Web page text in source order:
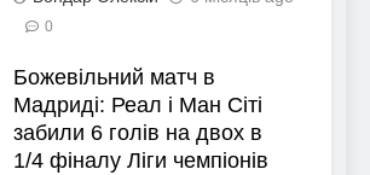
0
Божевільний матч в
Мадриді: Реал і Ман Сіті
забили 6 голів на двох в
1/4 фіналу Ліги чемпіонів